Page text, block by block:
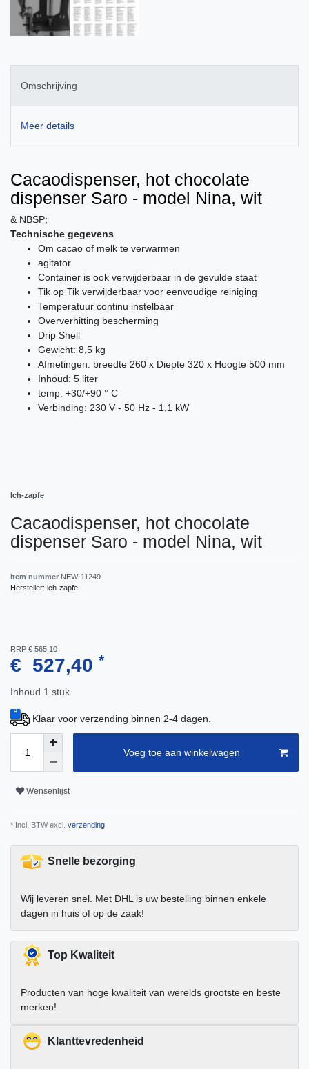
Omschrijving
Meer details
Cacaodispenser, hot chocolate
dispenser Saro - model Nina, wit
& NBSP;
Technische gegevens
Om cacao of melk te verwarmen
agitator
Container is ook verwijderbaar in de gevulde staat
Tik op Tik verwijderbaar voor eenvoudige reiniging
Temperatuur continu instelbaar
Oververhitting bescherming
Drip Shell
Gewicht: 8,5 kg
Afmetingen: breedte 260 x Diepte 320 x Hoogte 500 mm
Inhoud: 5 liter
temp. +30/+90 ° C
Verbinding: 230 V - 50 Hz - 1,1 kW
Ich-zapfe
Cacaodispenser, hot chocolate
dispenser Saro - model Nina, wit
Item nummer NEW-11249
Hersteller: ich-zapfe
RRP € 565,10
€ 527,40 *
Inhoud 1 stuk
Klaar voor verzending binnen 2-4 dagen.
Voeg toe aan winkelwagen
Wensenlijst
* Incl. BTW excl. verzending
Snelle bezorging
Wij leveren snel. Met DHL is uw bestelling binnen enkele
dagen in huis of op de zaak!
Top Kwaliteit
Producten van hoge kwaliteit van werelds grootste en beste
merken!
Klanttevredenheid